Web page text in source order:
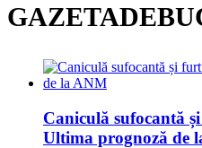
Caniculă sufocantă
Ultima prognoză de